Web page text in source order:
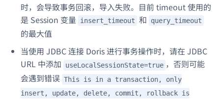
时，会导致事务回滚，导入失败。目前 timeout 使用的
是 Session 变量
insert_timeout 和 query_timeout
的最大值
当使用 JDBC 连接 Doris 进行事务操作时，请在 JDBC
URL 中添加
useLocalSessionState=true ，否则可能
会遇到错误 This is in a transaction, only
insert, update, delete, commit, rollback is